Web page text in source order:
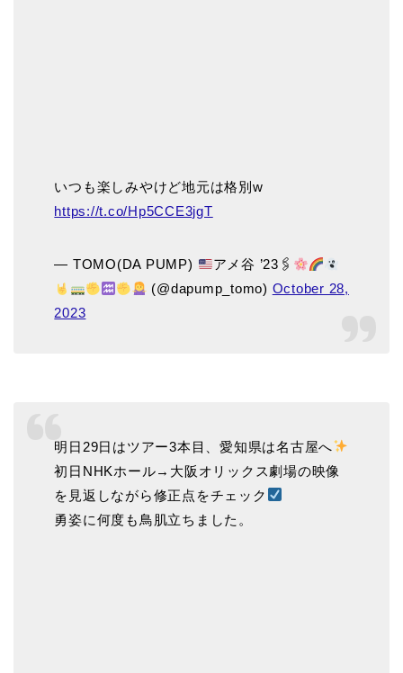
いつも楽しみやけど地元は格別w
https://t.co/Hp5CCE3jgT
— TOMO(DA PUMP)
アメ谷 ’23🖇
(@dapump_tomo) October 28,
2023
明日29日はツアー3本目、愛知県は名古屋へ
初日NHKホール→大阪オリックス劇場の映像
を見返しながら修正点をチェック
勇姿に何度も鳥肌立ちました。